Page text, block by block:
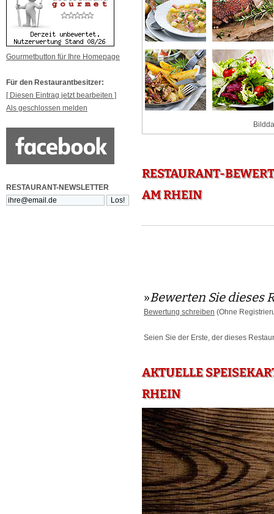
Gourmetbutton für Ihre Homepage
Für den Restaurantbesitzer:
[ Diesen Eintrag jetzt bearbeiten ]
Als geschlossen melden
RESTAURANT-NEWSLETTER
RESTAURANT-
AM RHEIN
»Bewerten Sie dieses
Bewertung schreiben (Ohne
Seien Sie der Erste, der dieses
AKTUELLE
RHEIN